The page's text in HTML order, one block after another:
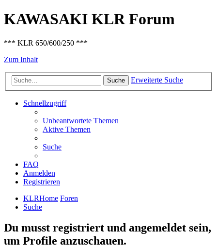
KAWASAKI KLR Forum
*** KLR 650/600/250 ***
Zum Inhalt
Suche Erweiterte Suche
Schnellzugriff
Unbeantwortete Themen
Aktive Themen
Suche
FAQ
Anmelden
Registrieren
KLRHome Foren
Suche
Du musst registriert und angemeldet sein,
um Profile anzuschauen.